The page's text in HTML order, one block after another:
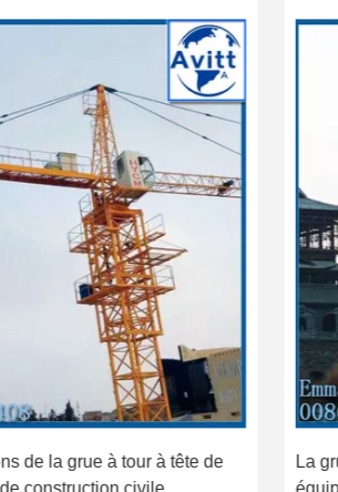
de la grue à tour à tête de
construction civile
La